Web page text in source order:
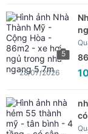
5
28/07/2026